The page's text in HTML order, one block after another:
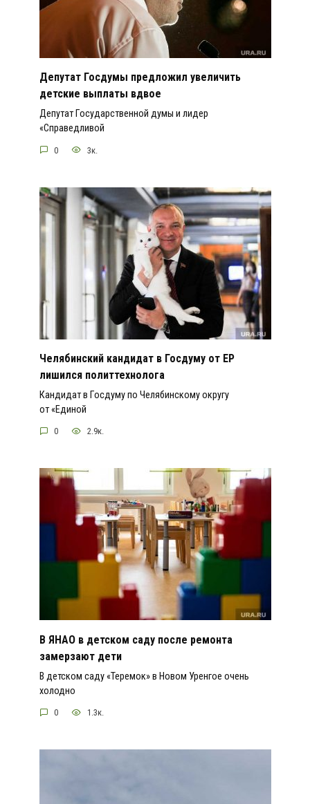
Депутат Госдумы предложил увеличить
детские выплаты вдвое
Депутат Государственной думы и лидер
«Справедливой
0 3к.
Челябинский кандидат в Госдуму от ЕР
лишился политтехнолога
Кандидат в Госдуму по Челябинскому округу
от «Единой
0 2.9к.
В ЯНАО в детском саду после ремонта
замерзают дети
В детском саду «Теремок» в Новом Уренгое очень
холодно
0 1.3к.